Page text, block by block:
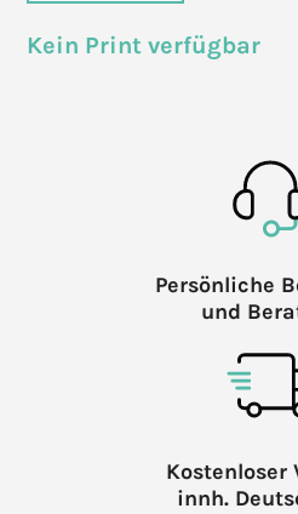
Kein Print verfügbar
Persönliche
und
Kostenloser
innh.